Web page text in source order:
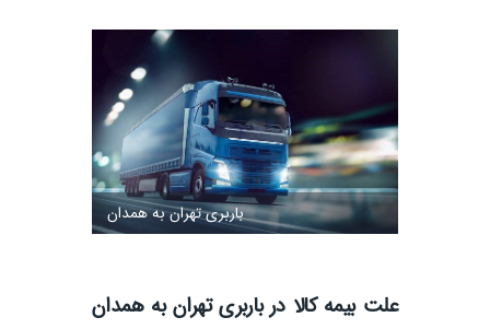
باربری تهران به همدان
علت بیمه کالا در باربری تهران به همدان